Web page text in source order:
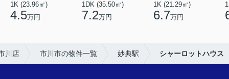
1K (23.96㎡)
4.5万円
1DK (35.50㎡)
7.2万円
1K (21.29㎡)
6.7万円
川店 市川市の物件一覧 妙典駅 シャーロットハウス